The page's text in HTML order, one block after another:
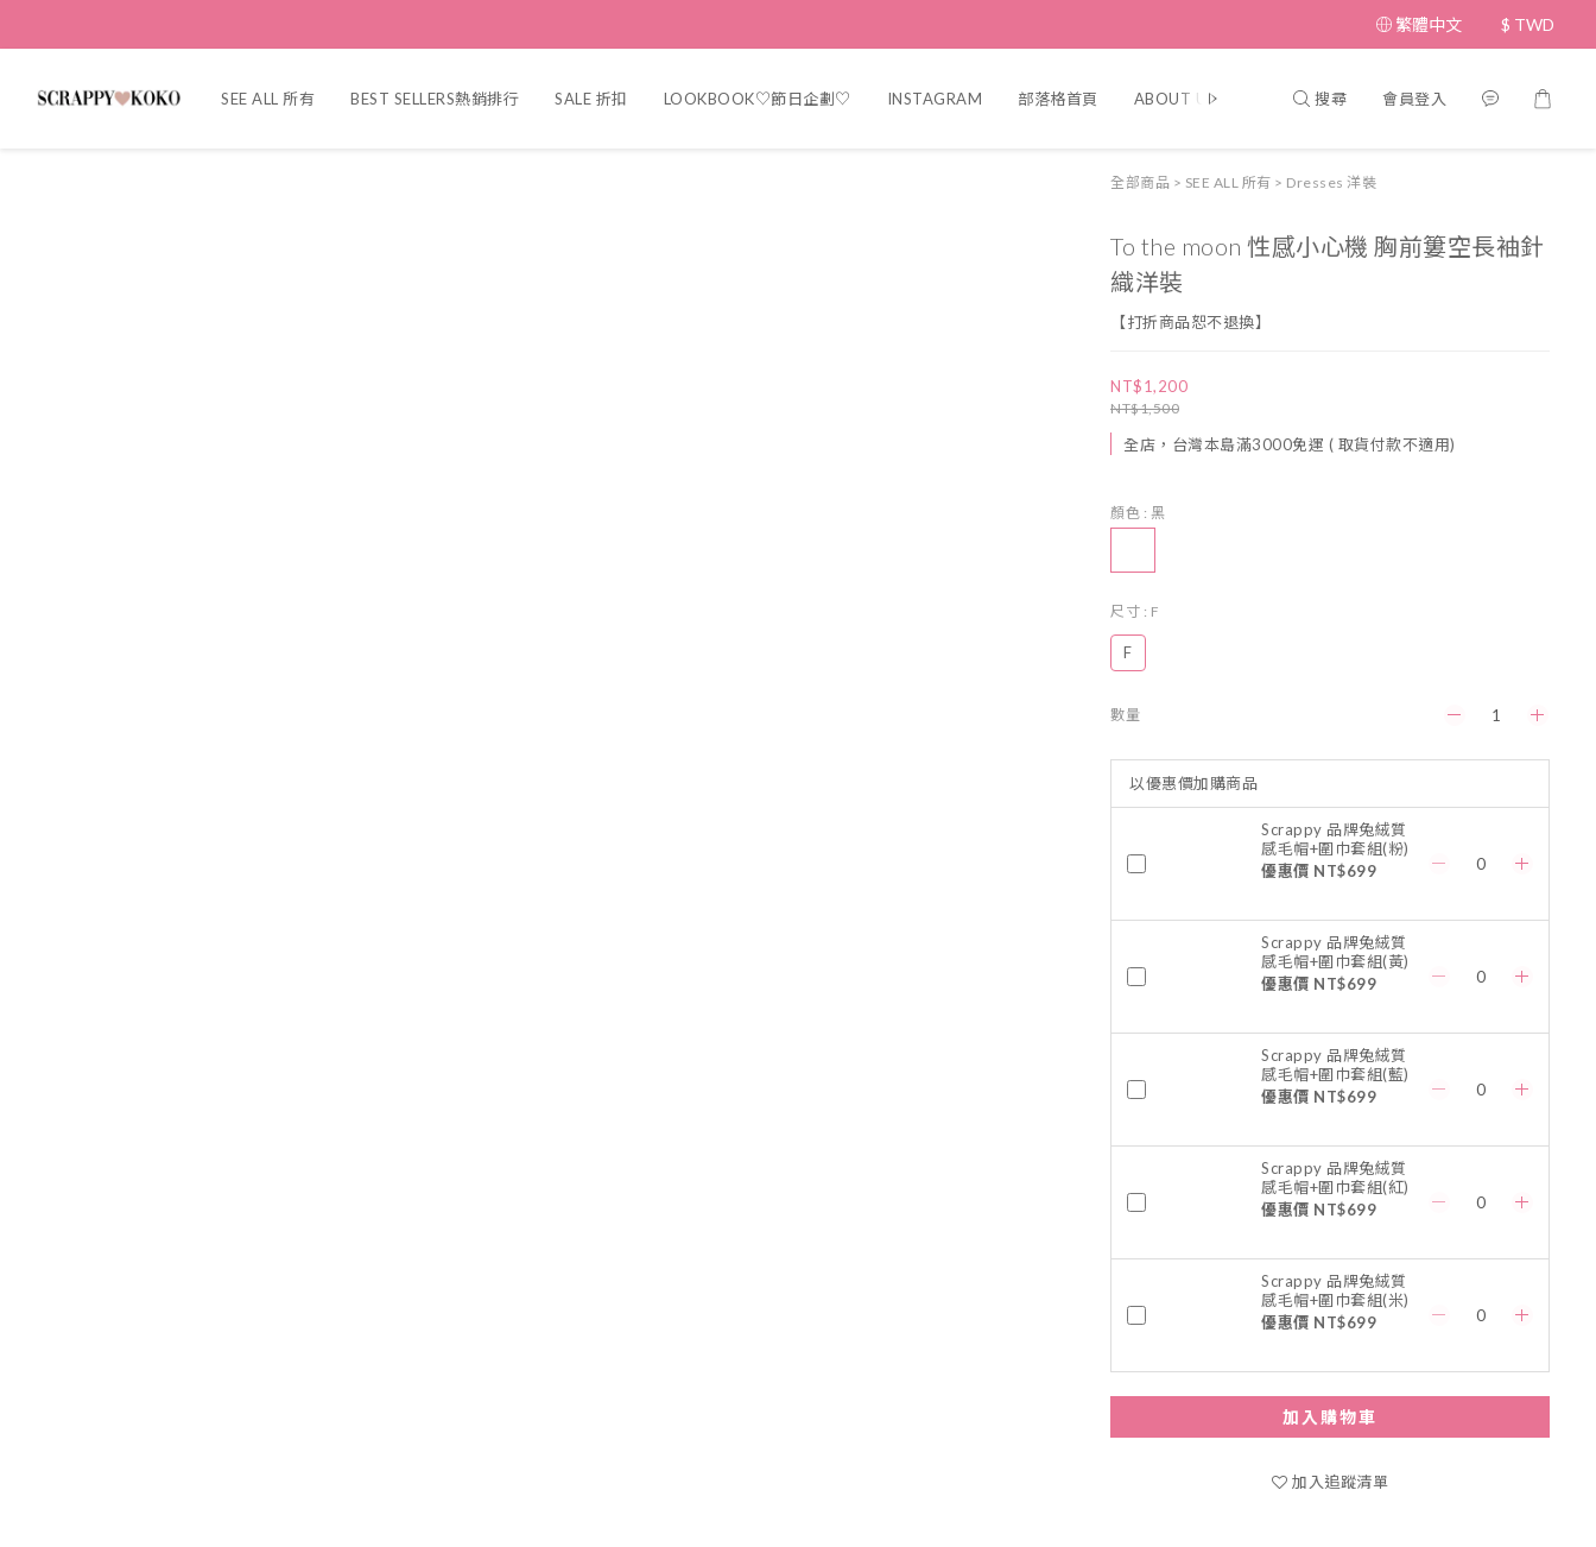
繁體中文 $ TWD
SEE ALL 所有 BEST SELLERS熱銷排行 SALE 折扣 LOOKBOOK♡節日企劃♡ INSTAGRAM 部落格首頁 ABOUT US 關於我們 Customer Service 顧客服務
搜尋 會員登入
全部商品 > SEE ALL 所有 > Dresses 洋裝
To the moon 性感小心機 胸前簍空長袖針
織洋裝
【打折商品恕不退換】
NT$1,200
NT$1,500
全店，台灣本島滿3000免運 ( 取貨付款不適用)
顏色 : 黑
尺寸 : F
F
數量
以優惠價加購商品
Scrappy 品牌兔絨質
感毛帽+圍巾套組(粉)
優惠價 NT$699
Scrappy 品牌兔絨質
感毛帽+圍巾套組(黃)
優惠價 NT$699
Scrappy 品牌兔絨質
感毛帽+圍巾套組(藍)
優惠價 NT$699
Scrappy 品牌兔絨質
感毛帽+圍巾套組(紅)
優惠價 NT$699
Scrappy 品牌兔絨質
感毛帽+圍巾套組(米)
優惠價 NT$699
加入購物車
加入追蹤清單